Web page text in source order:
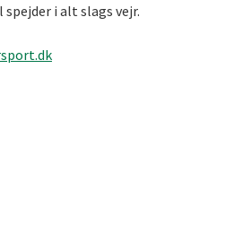
i alt slags vejr.